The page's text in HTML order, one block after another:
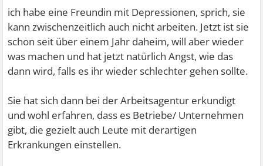
ich habe eine Freundin mit Depressionen, sprich, sie
kann zwischenzeitlich auch nicht arbeiten. Jetzt ist sie
schon seit über einem Jahr daheim, will aber wieder
was machen und hat jetzt natürlich Angst, wie das
dann wird, falls es ihr wieder schlechter gehen sollte.
Sie hat sich dann bei der Arbeitsagentur erkundigt
und wohl erfahren, dass es Betriebe/ Unternehmen
gibt, die gezielt auch Leute mit derartigen
Erkrankungen einstellen.